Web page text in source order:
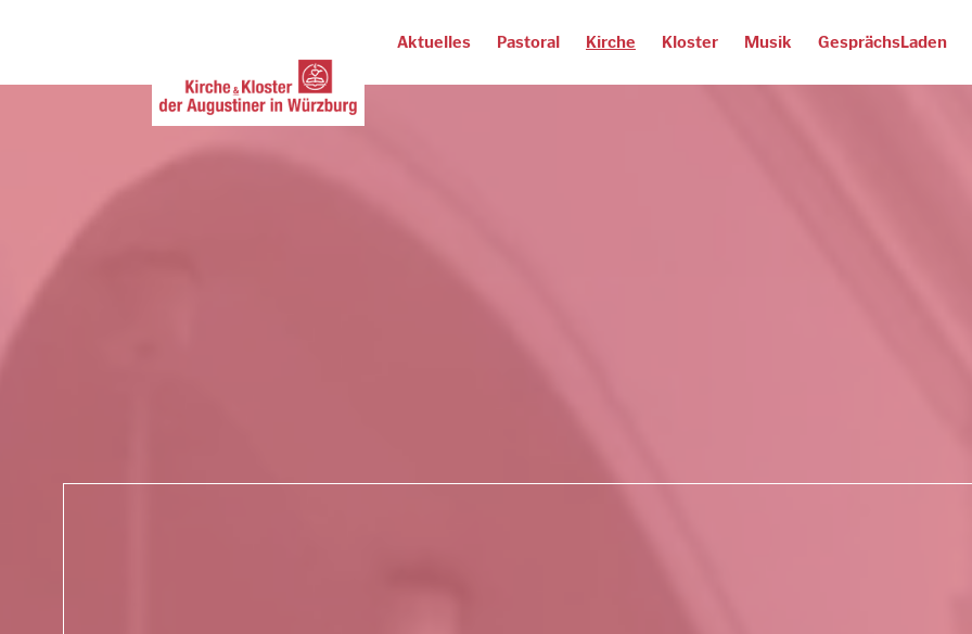
Aktuelles Pastoral Kirche Kloster Musik GesprächsLaden